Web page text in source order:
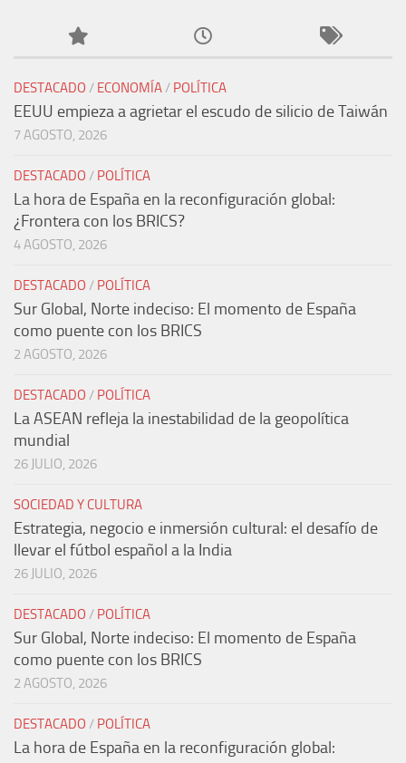
DESTACADO / ECONOMÍA/ POLÍTICA
EEUU empieza a agrietar el escudo de silicio de Taiwán
7 AGOSTO, 2026
DESTACADO / POLÍTICA
La hora de España en la reconfiguración global:
¿Frontera con los BRICS?
4 AGOSTO, 2026
DESTACADO / POLÍTICA
Sur Global, Norte indeciso: El momento de España
como puente con los BRICS
2 AGOSTO, 2026
DESTACADO / POLÍTICA
La ASEAN refleja la inestabilidad de la geopolítica
mundial
26 JULIO, 2026
SOCIEDAD Y CULTURA
Estrategia, negocio e inmersión cultural: el desafío de
llevar el fútbol español a la India
26 JULIO, 2026
DESTACADO / POLÍTICA
Sur Global, Norte indeciso: El momento de España
como puente con los BRICS
2 AGOSTO, 2026
DESTACADO / POLÍTICA
La hora de España en la reconfiguración global: